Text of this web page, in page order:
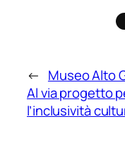
← Museo Alto
Al via progetto
l’inclusività